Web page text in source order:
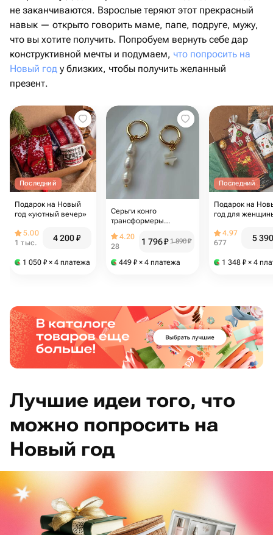
не заканчиваются. Взрослые теряют этот прекрасный
навык — открыто говорить маме, папе, подруге, мужу,
что вы хотите получить. Попробуем вернуть себе дар
конструктивной мечты и подумаем, что попросить на
Новый год у близких, чтобы получить желанный
презент.
Последний
Подарок на Новый
год «уютный вечер»
5.00
1 тыс.
4 200₽
1 050 ₽ × 4 платежа
Серьги конго
трансформеры
золотые со звездочкой
4.20
28
1 796₽ 1 890₽
449 ₽× 4 платежа
Последний
Подарок на
год для
носками и
68
4.97
677
5 390
1 348 ₽× 4
Лучшие идеи того, что
можно попросить на
Новый год